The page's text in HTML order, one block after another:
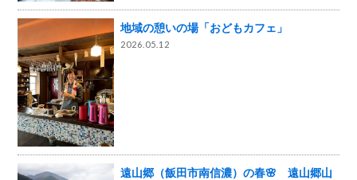
地域の憩いの場「おどもカフェ」
2026.05.12
遠山郷（飯田市南信濃）の春🌸 遠山郷山